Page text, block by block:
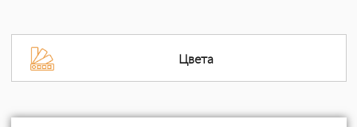
Цвета